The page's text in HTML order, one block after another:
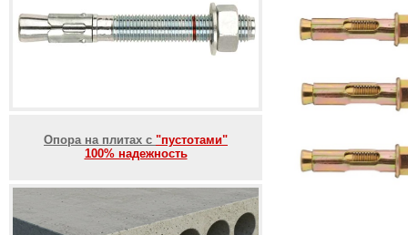
Опора на плитах с "пустотами"
100% надежность